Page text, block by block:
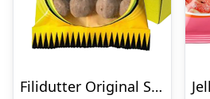
Filidutter Original Storpak – 20 x 65 g